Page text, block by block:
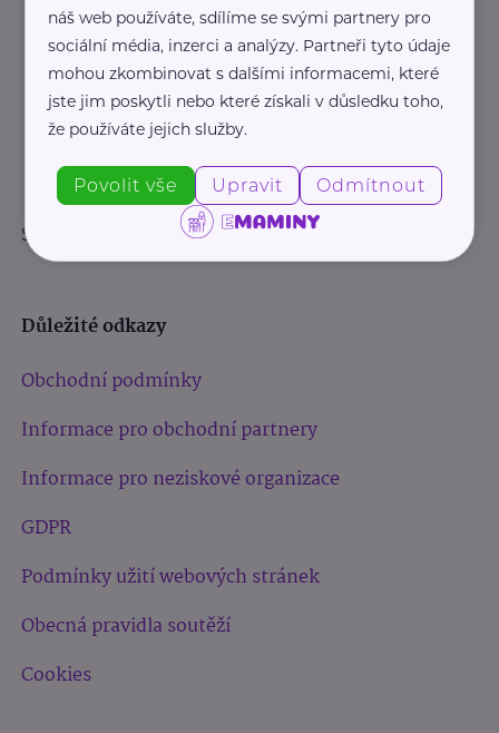
Sledujte nás:
Důležité odkazy
Obchodní podmínky
Informace pro obchodní partnery
Informace pro neziskové organizace
GDPR
Podmínky užití webových stránek
Obecná pravidla soutěží
Cookies
náš web používáte, sdílíme se svými partnery pro
sociální média, inzerci a analýzy. Partneři tyto údaje
mohou zkombinovat s dalšími informacemi, které
jste jim poskytli nebo které získali v důsledku toho,
že používáte jejich služby.
Povolit vše Upravit Odmítnout